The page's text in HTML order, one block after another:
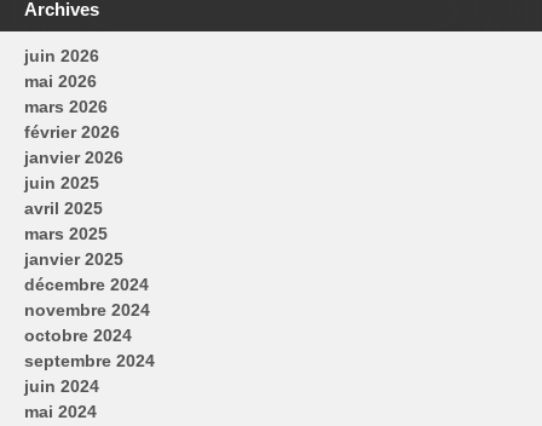
Archives
juin 2026
mai 2026
mars 2026
février 2026
janvier 2026
juin 2025
avril 2025
mars 2025
janvier 2025
décembre 2024
novembre 2024
octobre 2024
septembre 2024
juin 2024
mai 2024